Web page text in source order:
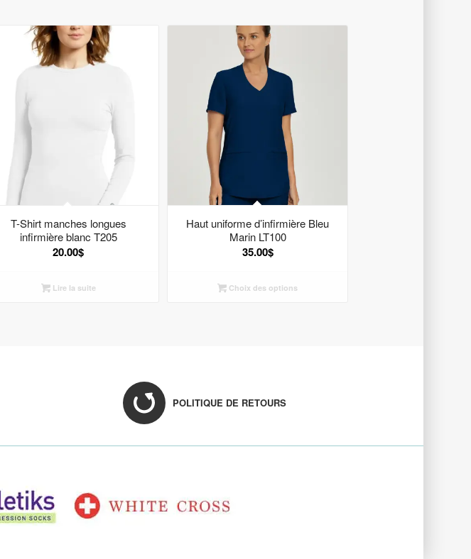
T-Shirt manches longues
infirmière blanc T205
20.00$
Lire la suite
Haut uniforme d’infirmière Bleu
Marin LT100
35.00$
Choix des options
POLITIQUE DE RETOURS